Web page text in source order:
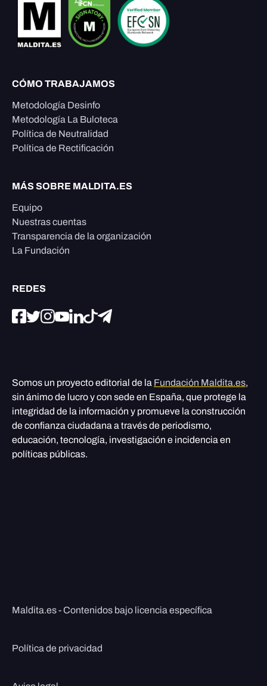
CÓMO TRABAJAMOS
Metodología Desinfo
Metodología La Buloteca
Política de Neutralidad
Política de Rectificación
MÁS SOBRE MALDITA.ES
Equipo
Nuestras cuentas
Transparencia de la organización
La Fundación
REDES
Somos un proyecto editorial de la Fundación Maldita.es,
sin ánimo de lucro y con sede en España, que protege la
integridad de la información y promueve la construcción
de confianza ciudadana a través de periodismo,
educación, tecnología, investigación e incidencia en
políticas públicas.
Maldita.es - Contenidos bajo licencia específica
Política de privacidad